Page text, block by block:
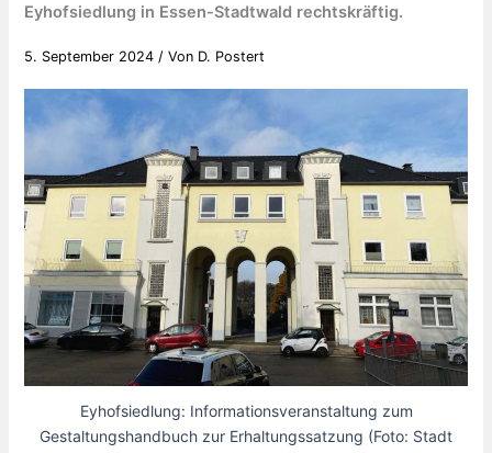
Eyhofsiedlung in Essen-Stadtwald rechtskräftig.
5. September 2024 / Von D. Postert
Eyhofsiedlung: Informationsveranstaltung zum
Gestaltungshandbuch zur Erhaltungssatzung (Foto: Stadt